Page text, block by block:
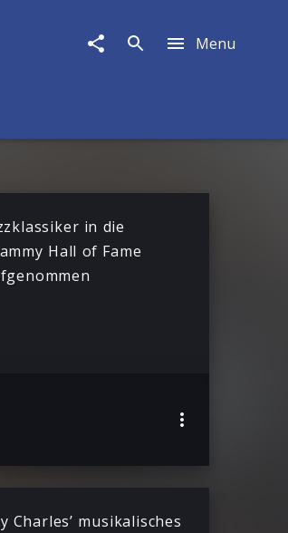
Menu
in die
Hall of Fame
Charles’ musikalisches